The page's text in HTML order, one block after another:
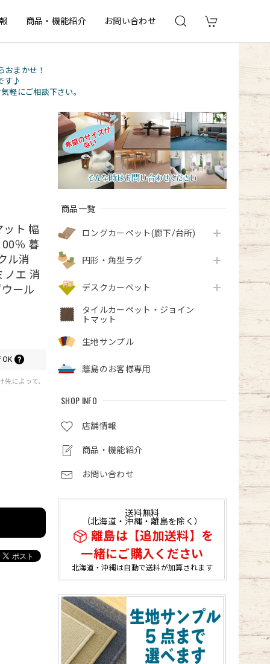
商品・機能紹介 お問い合わせ
おまかせ！
す♪
軽にご相談下さい。
商品一覧
ロングカーペット(廊下/台所)
円形・角型ラグ
デスクカーペット
タイルカーペット・ジョイン
トマット
生地サンプル
離島のお客様専用
SHOP INFO
店舗情報
商品・機能紹介
お問い合わせ
送料無料
（北海道・沖縄・離島を除く）
離島は【追加送料】を
一緒にご購入ください
北海道・沖縄は自動で送料が加算されます
ト 幅
％ 暮
ル消
ノエ 消
ール
OK
によって、